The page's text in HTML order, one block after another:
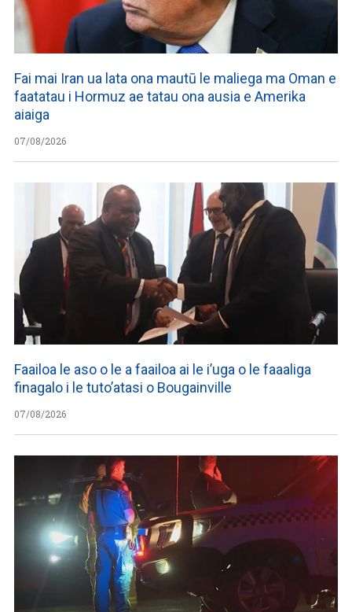
Fai mai Iran ua lata ona mautū le maliega ma Oman e
faatatau i Hormuz ae tatau ona ausia e Amerika
aiaiga
07/08/2026
Faailoa le aso o le a faailoa ai le i’uga o le faaaliga
finagalo i le tuto’atasi o Bougainville
07/08/2026